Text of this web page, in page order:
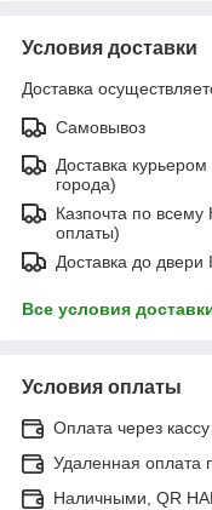
Условия доставки
Доставка
Самовывоз
Доставка
города)
Казпочта по всему
оплаты)
Доставка до двери
Все условия
Условия оплаты
Оплата через
Удаленная оплата
Наличными, QR